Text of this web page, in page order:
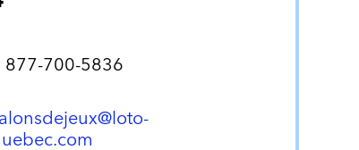
877-700-5836